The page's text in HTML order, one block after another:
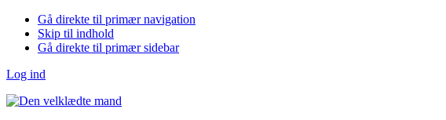
Gå direkte til primær navigation
Skip til indhold
Gå direkte til primær sidebar
Log ind